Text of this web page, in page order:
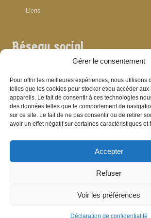
Gérer le consentement
Pour offrir les meilleures expériences, nous utilisons
telles que les cookies pour stocker et/ou accéder
appareils. Le fait de consentir à ces technologies
des données telles que le comportement de
sur ce site. Le fait de ne pas consentir ou de retirer
avoir un effet négatif sur certaines caractéristiques et
Accepter
Refuser
Voir les préférences
Déclaration de confidentialité
Liens
Réseau social
Archives
Archives
Bibliographie
© Brasserie de Dinant (anciens établissements Laurent et